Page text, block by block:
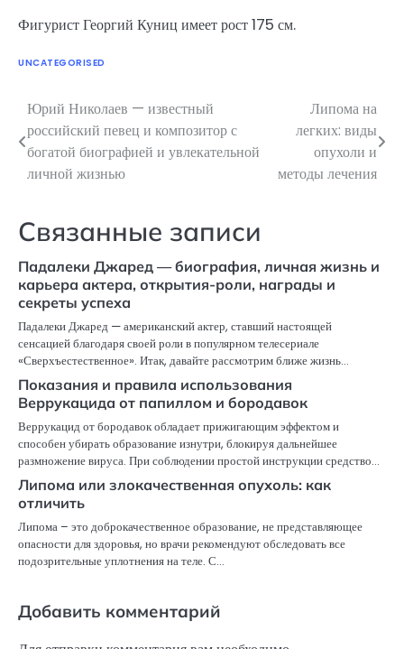
Фигурист Георгий Куниц имеет рост 175 см.
UNCATEGORISED
Навигация
по
записям
Юрий Николаев — известный
российский певец и композитор с
богатой биографией и увлекательной
личной жизнью
Липома на
легких: виды
опухоли и
методы лечения
Связанные записи
Падалеки Джаред — биография, личная жизнь и
карьера актера, открытия-роли, награды и
секреты успеха
Падалеки Джаред — американский актер, ставший настоящей
сенсацией благодаря своей роли в популярном телесериале
«Сверхъестественное». Итак, давайте рассмотрим ближе жизнь…
Показания и правила использования
Веррукацида от папиллом и бородавок
Веррукацид от бородавок обладает прижигающим эффектом и
способен убирать образование изнутри, блокируя дальнейшее
размножение вируса. При соблюдении простой инструкции средство…
Липома или злокачественная опухоль: как
отличить
Липома – это доброкачественное образование, не представляющее
опасности для здоровья, но врачи рекомендуют обследовать все
подозрительные уплотнения на теле. С…
Добавить комментарий